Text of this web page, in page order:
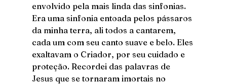
envolvido pela mais linda das sinfonias.
Era uma sinfonia entoada pelos pássaros
da minha terra, ali todos a cantarem,
cada um com seu canto suave e belo. Eles
exaltavam o Criador, por seu cuidado e
proteção. Recordei das palavras de
Jesus que se tornaram imortais no